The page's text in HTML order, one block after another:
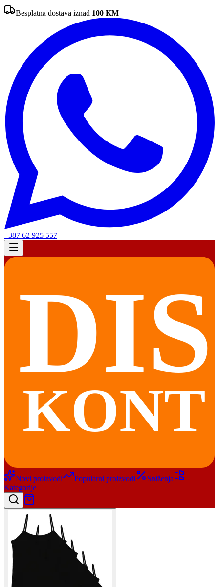
Besplatna dostava iznad 100 KM
+387 62 925 557
Novi proizvodi Popularni proizvodi
Sniženja
Kategorije